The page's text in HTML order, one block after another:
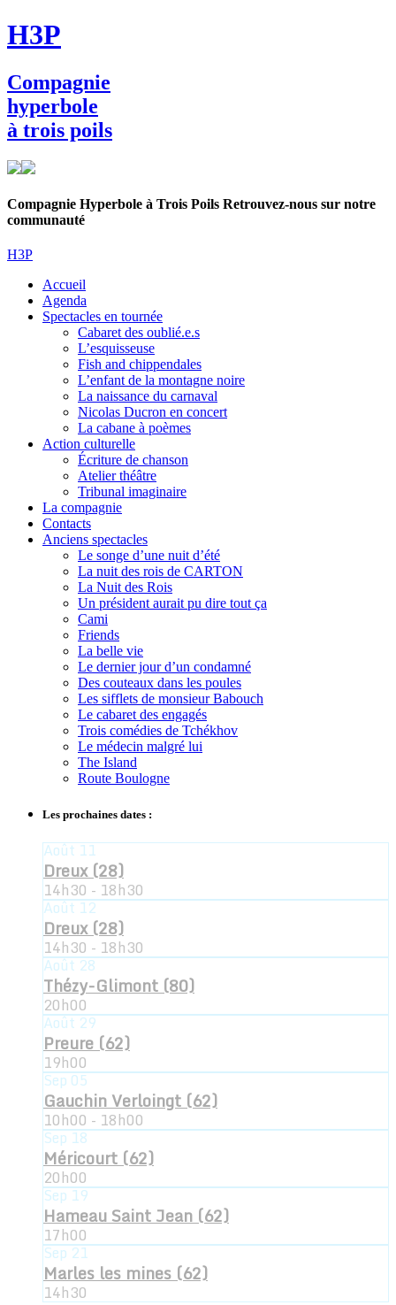
Skip
to
content
H3P
Compagnie
hyperbole
à trois poils
Compagnie Hyperbole à Trois Poils Retrouvez-nous sur notre
communauté
H3P
Menu
Accueil
Agenda
Spectacles en tournée
Cabaret des oublié.e.s
L’esquisseuse
Fish and chippendales
L’enfant de la montagne noire
La naissance du carnaval
Nicolas Ducron en concert
La cabane à poèmes
Action culturelle
Écriture de chanson
Atelier théâtre
Tribunal imaginaire
La compagnie
Contacts
Anciens spectacles
Le songe d’une nuit d’été
La nuit des rois de CARTON
La Nuit des Rois
Un président aurait pu dire tout ça
Cami
Friends
La belle vie
Le dernier jour d’un condamné
Des couteaux dans les poules
Les sifflets de monsieur Babouch
Le cabaret des engagés
Trois comédies de Tchékhov
Le médecin malgré lui
The Island
Route Boulogne
Les prochaines dates :
Août11
Dreux (28)
14h30 - 18h30
Août12
Dreux (28)
14h30 - 18h30
Août28
Thézy-Glimont (80)
20h00
Août29
Preure (62)
19h00
Sep05
Gauchin Verloingt (62)
10h00 - 18h00
Sep18
Méricourt (62)
20h00
Sep19
Hameau Saint Jean (62)
17h00
Sep21
Marles les mines (62)
14h30